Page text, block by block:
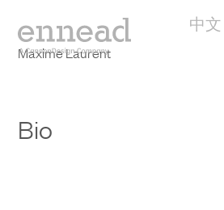
中文
Maxime Laurent
Bio